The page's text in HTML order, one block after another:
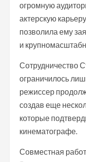
огромную
актерскую
позволила ему
и
Сотрудничество
ограничилось
режиссер
создав еще
которые
кинематографе.
Совместная